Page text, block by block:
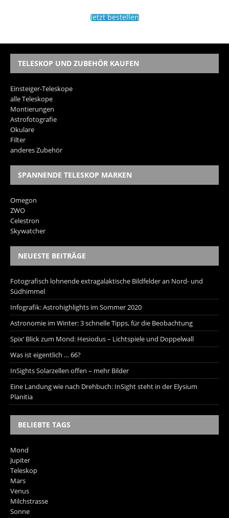
Jetzt bestellen
TELESKOP UND ZUBEHÖR KAUFEN
Einsteiger-Teleskope
alle Teleskope
Montierungen
Astrofotografie
Okulare
Filter
anderes Zubehör
SPANNENDE TELESKOP MARKEN
Omegon
ZWO
Celestron
Skywatcher
NEUESTE BEITRÄGE
Fotografisch lohnende extragalaktische Bildfelder an Nord- und
Südhimmel
Infografik: Astrohighlights im Sommer 2020
Astronomie im Winter: 3 schnelle Tipps, für die Beobachtung
Spix‘ Blick zum Mond: Hesiodus – Lichtspiele und Doppelwall
Was ist eigentlich … 66?
InSights Solarzellen offen – mehr Bilder
Eine Landung wie nach Drehbuch: InSight steht in der Elysium
Planitia
BELIEBTE TAGS
Mond
Jupiter
Teleskop
Mars
Venus
Milchstrasse
Sonne